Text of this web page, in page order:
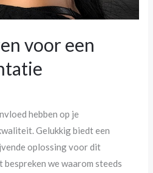
voor een
hebben op je
Gelukkig biedt een
oplossing voor dit
we waarom steeds